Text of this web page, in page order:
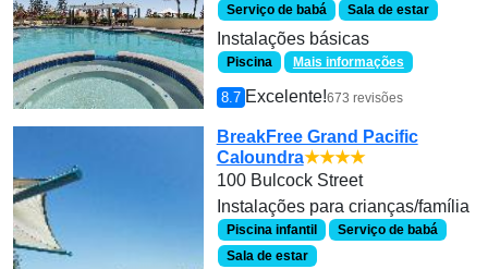
Serviço de babá Sala de estar
Instalações básicas
Piscina Mais informações
8.7 Excelente!673 revisões
BreakFree Grand Pacific
Caloundra★★★★
100 Bulcock Street
Instalações para crianças/família
Piscina infantil
Serviço de babá
Sala de estar